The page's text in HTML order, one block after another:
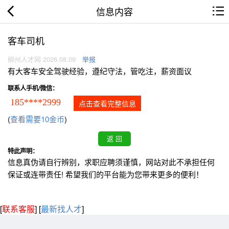
信息内容
客车司机
柳州人才网 2026.08.09 举报
有大客车安全驾驶经验，遵纪守法，管吃注，薪资面议
联系人手机/微信：
185****2999 点击查看完整信息
(查看需要10金币)
特此声明：
信息真伪请自行辨别，求职应聘须谨慎，网站对此不承担任何
保证或连带责任! 希望我们的平台能为您带来更多的便利！
[联系客服] [最新找人才]